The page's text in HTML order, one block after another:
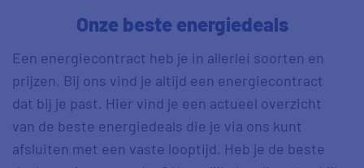
Onze beste energiedeals
Een energiecontract heb je in allerlei soorten en
prijzen. Bij ons vind je altijd een energiecontract
dat bij je past. Hier vind je een actueel overzicht
van de beste energiedeals die je via ons kunt
afsluiten met een vaste looptijd. Heb je de beste